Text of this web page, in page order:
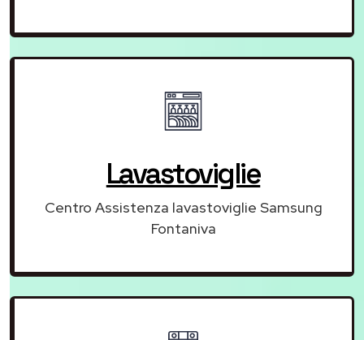
Lavastoviglie
Centro Assistenza lavastoviglie Samsung
Fontaniva